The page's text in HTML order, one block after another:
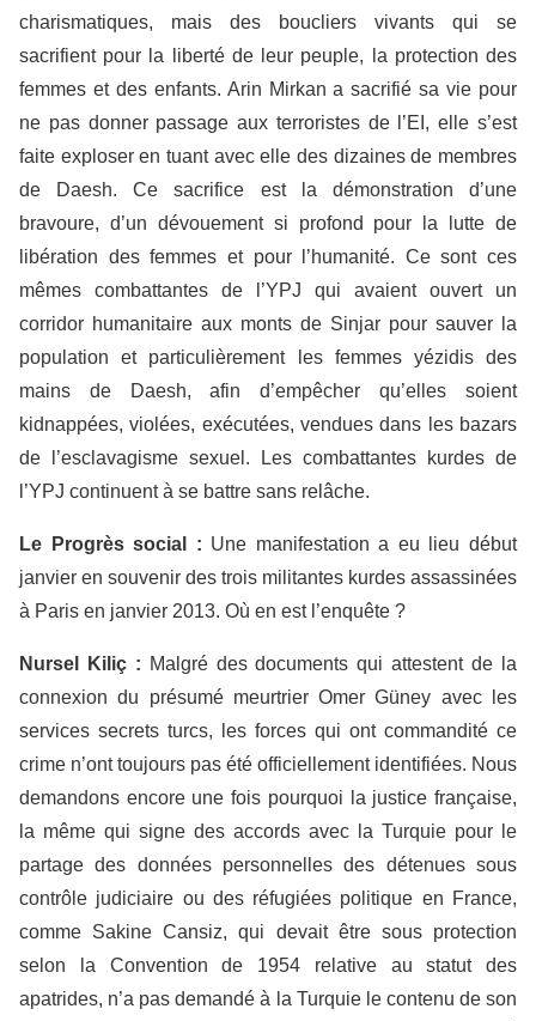
charismatiques, mais des boucliers vivants qui se
sacrifient pour la liberté de leur peuple, la protection des
femmes et des enfants. Arin Mirkan a sacrifié sa vie pour
ne pas donner passage aux terroristes de l’EI, elle s’est
faite exploser en tuant avec elle des dizaines de membres
de Daesh. Ce sacrifice est la démonstration d’une
bravoure, d’un dévouement si profond pour la lutte de
libération des femmes et pour l’humanité. Ce sont ces
mêmes combattantes de l’YPJ qui avaient ouvert un
corridor humanitaire aux monts de Sinjar pour sauver la
population et particulièrement les femmes yézidis des
mains de Daesh, afin d’empêcher qu’elles soient
kidnappées, violées, exécutées, vendues dans les bazars
de l’esclavagisme sexuel. Les combattantes kurdes de
l’YPJ continuent à se battre sans relâche.
Le Progrès social : Une manifestation a eu lieu début
janvier en souvenir des trois militantes kurdes assassinées
à Paris en janvier 2013. Où en est l’enquête ?
Nursel Kiliç : Malgré des documents qui attestent de la
connexion du présumé meurtrier Omer Güney avec les
services secrets turcs, les forces qui ont commandité ce
crime n’ont toujours pas été officiellement identifiées. Nous
demandons encore une fois pourquoi la justice française,
la même qui signe des accords avec la Turquie pour le
partage des données personnelles des détenues sous
contrôle judiciaire ou des réfugiées politique en France,
comme Sakine Cansiz, qui devait être sous protection
selon la Convention de 1954 relative au statut des
apatrides, n’a pas demandé à la Turquie le contenu de son